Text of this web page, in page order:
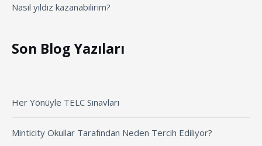
Nasıl yıldız kazanabilirim?
Son Blog Yazıları
Her Yönüyle TELC Sınavları
Minticity Okullar Tarafından Neden Tercih Ediliyor?